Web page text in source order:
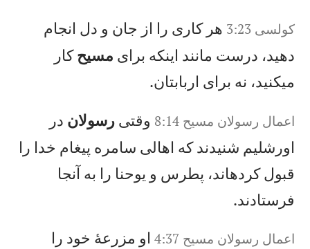
کولسی 3:23
هر كاری را از جان و دل انجام
دهيد، درست مانند اينكه برای مسيحكار
میكنيد، نه برای اربابتان.
اعمال‌ رسولان‌ مسيح‌‌ 8:14 وقتیرسولان در
اورشليم شنيدند كه اهالی سامره پيغام خدا را
قبول كردهاند، پطرس و يوحنا را به آنجا
فرستادند.
اعمال‌ رسولان‌ مسيح‌‌ 4:37
او مزرعهٔ خود را